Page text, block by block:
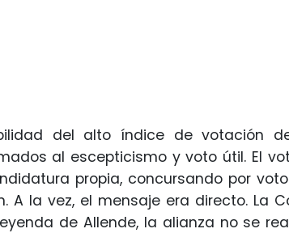
del alto índice de votación
al escepticismo y voto útil. El
propia, concursando por
A la vez, el mensaje era directo. La
de Allende, la alianza no se